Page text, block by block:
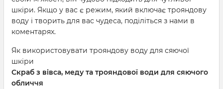
шкіри. Якщо у вас є режим, який включає трояндову
воду і творить для вас чудеса, поділіться з нами в
коментарях.
Як використовувати трояндову воду для сяючої
шкіри
Скраб з вівса, меду та трояндової води для сяючого
обличчя